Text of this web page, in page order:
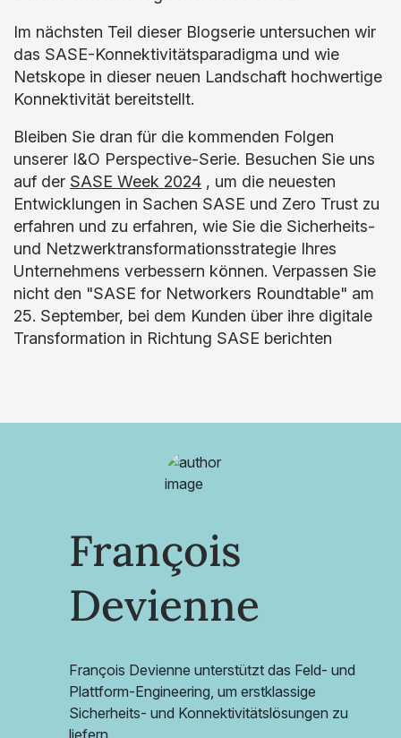
Im nächsten Teil dieser Blogserie untersuchen wir
das SASE-Konnektivitätsparadigma und wie
Netskope in dieser neuen Landschaft hochwertige
Konnektivität bereitstellt.
Bleiben Sie dran für die kommenden Folgen
unserer I&O Perspective-Serie. Besuchen Sie uns
auf der SASE Week 2024 , um die neuesten
Entwicklungen in Sachen SASE und Zero Trust zu
erfahren und zu erfahren, wie Sie die Sicherheits-
und Netzwerktransformationsstrategie Ihres
Unternehmens verbessern können. Verpassen Sie
nicht den "SASE for Networkers Roundtable" am
25. September, bei dem Kunden über ihre digitale
Transformation in Richtung SASE berichten
François
Devienne
François Devienne unterstützt das Feld- und
Plattform-Engineering, um erstklassige
Sicherheits- und Konnektivitätslösungen zu
liefern.